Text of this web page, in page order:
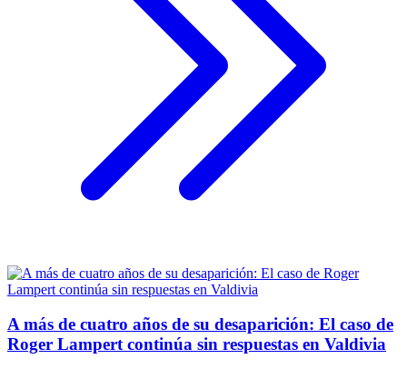
A más de cuatro años de su desaparición: El caso de
Roger Lampert continúa sin respuestas en Valdivia